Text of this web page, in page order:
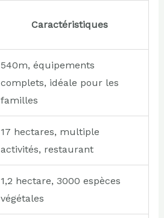
Caractéristiques
540m, équipements
complets, idéale pour les
familles
17 hectares, multiple
activités, restaurant
1,2 hectare, 3000 espèces
végétales